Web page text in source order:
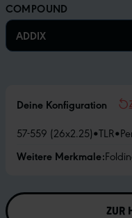
COMPOUND
ADDIX
Deine Konfiguration
57-559 (26x2.25)•TLR•
Weitere Merkmale:
ZUR